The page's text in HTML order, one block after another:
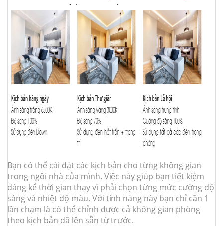
Bạn có thể cài đặt các kịch bản cho từng không gian
trong ngôi nhà của mình. Việc này giúp bạn tiết kiệm
đáng kể thời gian thay vì phải chọn từng mức cường độ
sáng và nhiệt độ màu. Với tính năng này bạn chỉ cần 1
lần chạm là có thể chỉnh được cả không gian phòng
theo kịch bản đã lên sẵn từ trước.